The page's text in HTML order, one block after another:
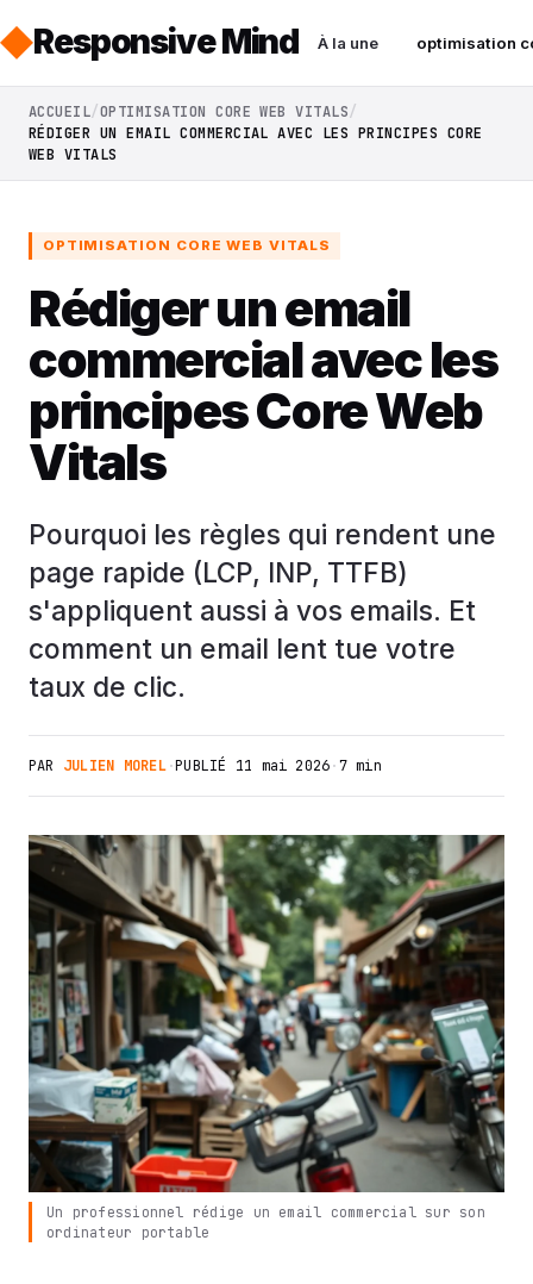
Responsive Mind À la une optimisation
ACCUEIL OPTIMISATION CORE WEB VITALS
RÉDIGER UN EMAIL COMMERCIAL AVEC LES PRINCIPES CORE
WEB VITALS
OPTIMISATION CORE WEB VITALS
Rédiger un email
commercial avec les
principes Core Web
Vitals
Pourquoi les règles qui rendent une
page rapide (LCP, INP, TTFB)
s'appliquent aussi à vos emails. Et
comment un email lent tue votre
taux de clic.
PAR JULIEN MOREL·PUBLIÉ 11 mai 2026·7 min
Un professionnel rédige un email commercial sur son
ordinateur portable